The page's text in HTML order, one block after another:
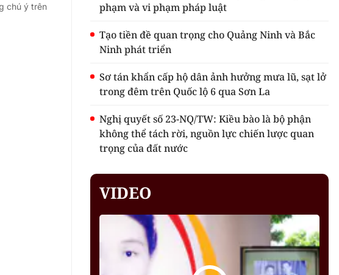
chú ý trên
phạm và vi phạm pháp luật
Tạo tiền đề quan trọng cho Quảng Ninh và Bắc
Ninh phát triển
Sơ tán khẩn cấp hộ dân ảnh hưởng mưa lũ, sạt lở
trong đêm trên Quốc lộ 6 qua Sơn La
Nghị quyết số 23-NQ/TW: Kiều bào là bộ phận
không thể tách rời, nguồn lực chiến lược quan
trọng của đất nước
VIDEO